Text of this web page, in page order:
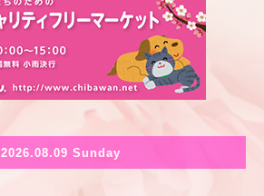
2026.08.09 Sunday